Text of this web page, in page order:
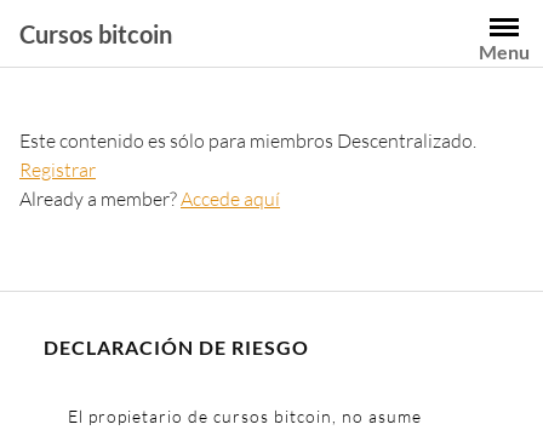
Cursos bitcoin
Menu
Este contenido es sólo para miembros Descentralizado.
Registrar
Already a member?Accede aquí
DECLARACIÓN DE RIESGO
El propietario de cursos bitcoin, no asume